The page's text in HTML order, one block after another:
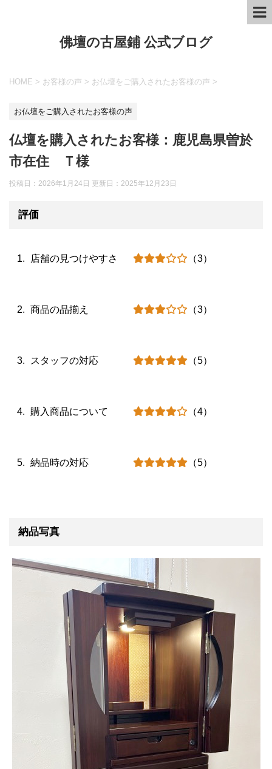
佛壇の古屋鋪 公式ブログ
HOME > お客様の声 > お仏壇をご購入されたお客様の声 >
お仏壇をご購入されたお客様の声
仏壇を購入されたお客様：鹿児島県曽於
市在住 Ｔ様
投稿日：2026年1月24日 更新日： 2025年12月23日
評価
店舗の見つけやすさ （3）
商品の品揃え （3）
スタッフの対応 （5）
購入商品について （4）
納品時の対応 （5）
納品写真